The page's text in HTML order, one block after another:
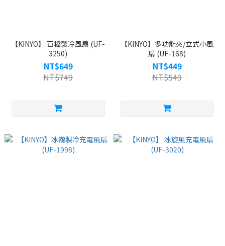
【KINYO】 百檔製冷風扇 (UF-
3250)
NT$649
NT$749
【KINYO】多功能夾/立式小風
扇 (UF-168)
NT$449
NT$549